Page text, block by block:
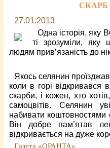
СКАРБ
27.01.2013
Одна історія, яку
ті зрозуміли,
людям прив’язаність до
Якось селянин
коли в горі відкривався
скарби, і кожен, хто
самоцвітів. Селянин
набивати коштовностями
Він добре пам’ятав
відкривається на дуже
Газета «ОРАНТА»